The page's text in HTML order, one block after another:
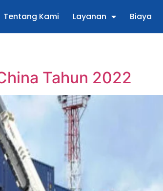
Tentang Kami Layanan Biaya
Tahun 2022